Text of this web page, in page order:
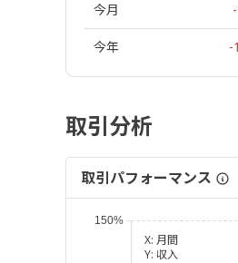
今月
今年 -
取引分析
取引パフォーマンス
X: 月間
Y: 収入